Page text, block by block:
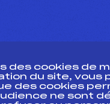
Ressources
des cookies de
du site, vous
des cookies
ne sont